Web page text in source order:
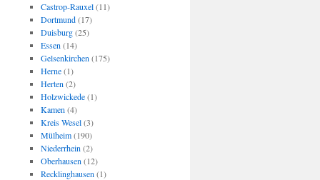
Castrop-Rauxel(11)
Dortmund(17)
Duisburg(25)
Essen (14)
Gelsenkirchen (175)
Herne(1)
Herten (2)
Holzwickede(1)
Kamen (4)
Kreis Wesel(3)
Mülheim(190)
Niederrhein (2)
Oberhausen (12)
Recklinghausen (1)